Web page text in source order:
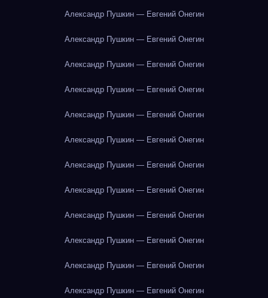
Александр Пушкин — Евгений Онегин
Александр Пушкин — Евгений Онегин
Александр Пушкин — Евгений Онегин
Александр Пушкин — Евгений Онегин
Александр Пушкин — Евгений Онегин
Александр Пушкин — Евгений Онегин
Александр Пушкин — Евгений Онегин
Александр Пушкин — Евгений Онегин
Александр Пушкин — Евгений Онегин
Александр Пушкин — Евгений Онегин
Александр Пушкин — Евгений Онегин
Александр Пушкин — Евгений Онегин